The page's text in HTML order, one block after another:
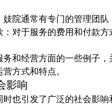
妓院通常有专门的管理团
：对于服务的费用和付款
务和经营方面的一些例子
方式和特点。
影响
时也引发了广泛的社会影